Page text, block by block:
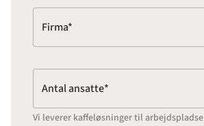
Firma*
Antal ansatte*
Vi leverer kaffeløsninger til